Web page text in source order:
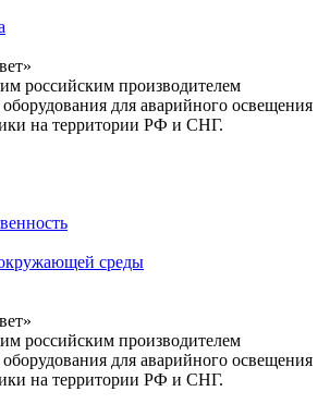
российским производителем
для аварийного освещения
на территории РФ и СНГ.
среды
российским производителем
для аварийного освещения
на территории РФ и СНГ.